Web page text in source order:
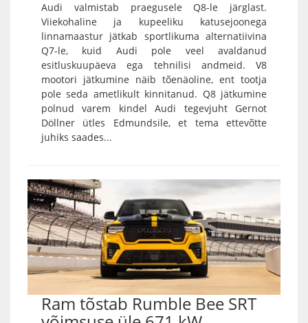
Audi valmistab praegusele Q8-le järglast.
Viiekohaline ja kupeeliku katusejoonega
linnamaastur jätkab sportlikuma alternatiivina
Q7-le, kuid Audi pole veel avaldanud
esitluskuupäeva ega tehnilisi andmeid. V8
mootori jätkumine näib tõenäoline, ent tootja
pole seda ametlikult kinnitanud. Q8 jätkumine
polnud varem kindel Audi tegevjuht Gernot
Döllner ütles Edmundsile, et tema ettevõtte
juhiks saades...
Ram tõstab Rumble Bee SRT